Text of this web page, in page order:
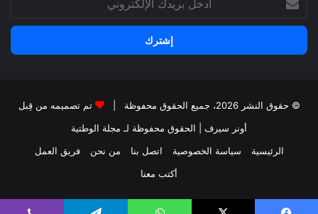
بريدك
الإلكتروني
© حقوق النشر 2026، جميع الحقوق محفوظة |
تم تصميمه من قِبل
أونر سيرف | الحقوق محفوظة لـ مجلة الوطتية
الرئيسية
سياسة الخصوصية اتصل بنا من نحن
فريق العمل
أكتب معنا